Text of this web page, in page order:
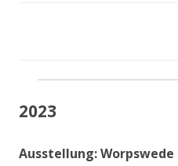
2023
Ausstellung: